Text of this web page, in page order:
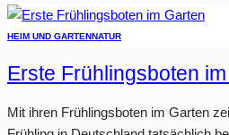
HEIM UND GARTENNATUR
Erste Frühlingsboten
Mit ihren Frühlingsboten im Garten